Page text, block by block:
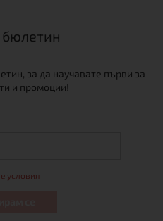
за да научавате първи за
и промоции!
условия